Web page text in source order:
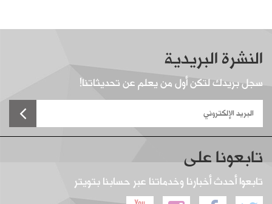
النشرة البريدية
سجل بريدك لتكن أول من يعلم عن تحديثاتنا!
تابعونا على
تابعوا أحدث أخبارنا وخدماتنا عبر حسابنا بتويتر